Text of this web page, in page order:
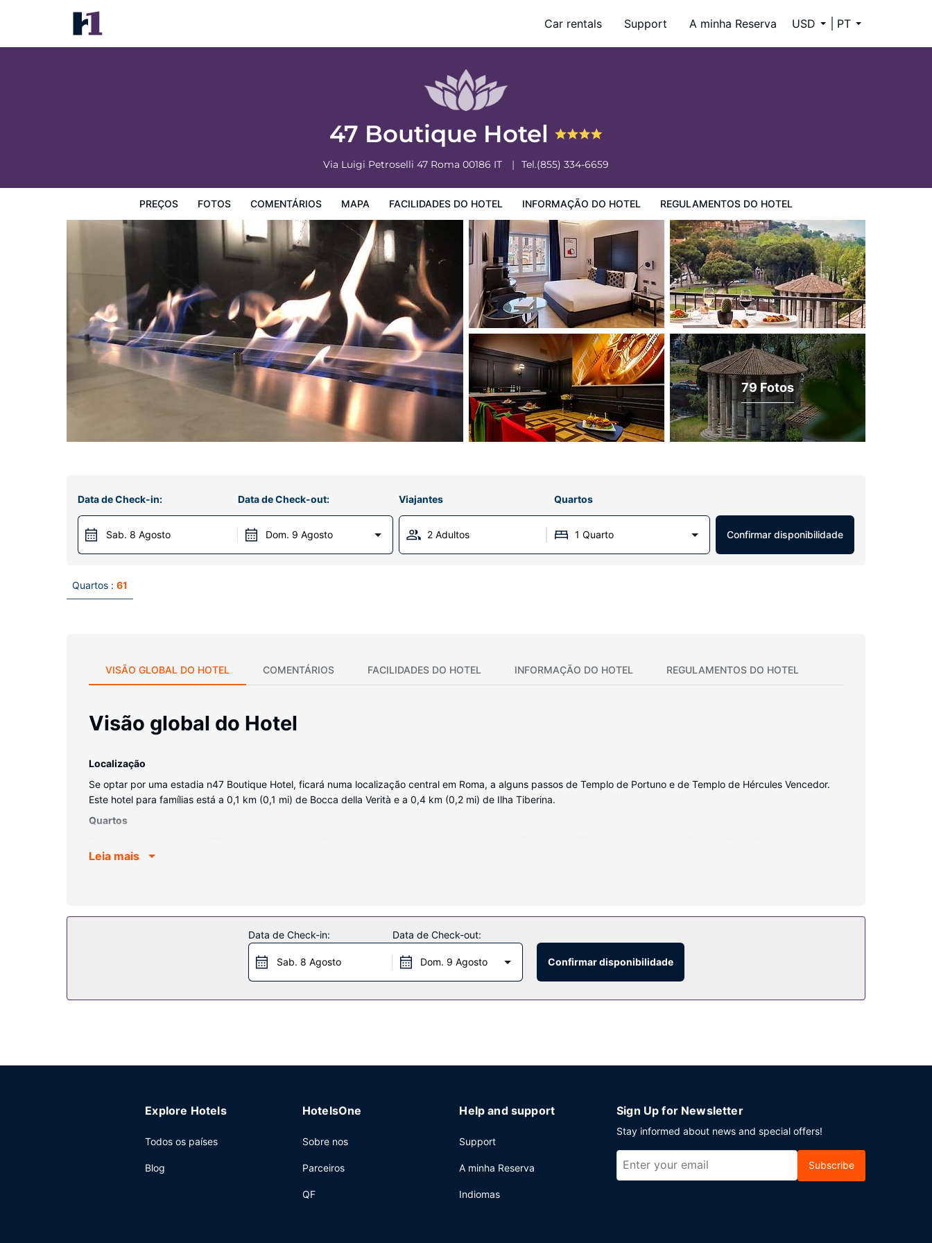
Car rentals Support A minha Reserva USD PT
47 Boutique Hotel
Via Luigi Petroselli 47 Roma 00186 IT Tel.(855) 334-6659
PREÇOS FOTOS COMENTÁRIOS MAPA FACILIDADES DO HOTEL INFORMAÇÃO DO HOTEL REGULAMENTOS DO HOTEL
47 Boutique Hotel
Preços Regulamentos do Hotel
79 Fotos
Data de Check-in:
Sab. 8 Agosto
Data de Check-out:
Dom. 9 Agosto
Viajantes Quartos
2 Adultos 1 Quarto Confirmar disponibilidade
Quartos : 61
VISÃO GLOBAL DO HOTEL COMENTÁRIOS FACILIDADES DO HOTEL INFORMAÇÃO DO HOTEL REGULAMENTOS DO HOTEL
Visão global do Hotel
Localização
Se optar por uma estadia n47 Boutique Hotel, ficará numa localização central em Roma, a alguns passos de Templo de Portuno e de Templo de Hércules Vencedor.
Este hotel para famílias está a 0,1 km (0,1 mi) de Bocca della Verità e a 0,4 km (0,2 mi) de Ilha Tiberina.
Quartos
alta qualidade. Mantenha-se em contacto com o acesso gratuito à internet com fios e ao wi-fi. Ao final do dia, assista a uma seleção de canais digitais no televisor
Delicie-se com os sabores da cozinha italiana no 47 Circus Roof Garden, um restaurante onde pode tomar um copo entre dois dedos de conversa no bar/lounge e
jantar ao ar livre, quando o tempo estiver aprazível. Se preferir refugiar-se no conforto dos seus aposentos, dê uma vista de olhos pelo cardápio do serviço de quarto
(a horas específicas). Comece as suas manhãs da melhor forma com um pequeno-almoço continental grátis, servido diariamente entre as 7:00 e as 10:30.
Leia mais
Data de Check-in:
Sab. 8 Agosto
Data de Check-out:
Dom. 9 Agosto Confirmar disponibilidade
Explore Hotels
Todos os países
Blog
HotelsOne
Sobre nos
Parceiros
QF
Help and support
Support
A minha Reserva
Indiomas
Sign Up for Newsletter
Stay informed about news and special offers!
Subscribe